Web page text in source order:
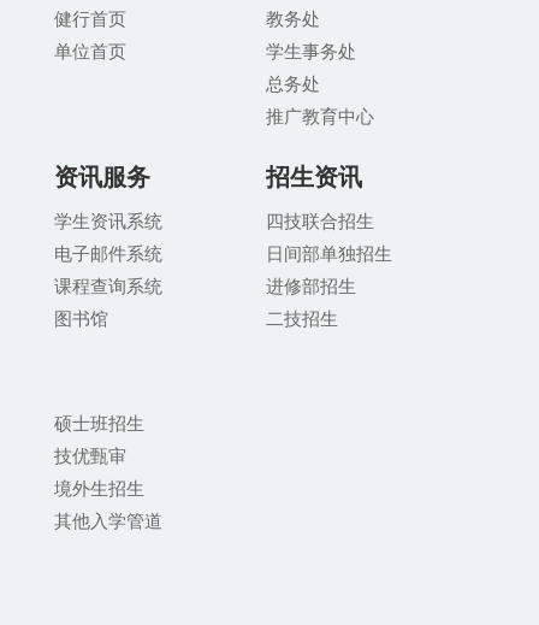
健行首页
单位首页
教务处
学生事务处
总务处
推广教育中心
资讯服务
学生资讯系统
电子邮件系统
课程查询系统
图书馆
招生资讯
四技联合招生
日间部单独招生
进修部招生
二技招生
硕士班招生
技优甄审
境外生招生
其他入学管道